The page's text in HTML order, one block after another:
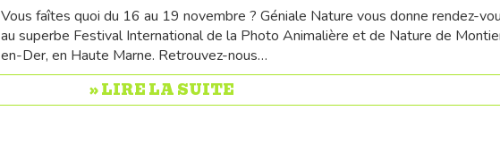
Vous faîtes quoi du 16 au 19 novembre ? Géniale Nature vous donne rendez-
au superbe Festival International de la Photo Animalière et de Nature de
en-Der, en Haute Marne. Retrouvez-nous…
» LIRE LA SUITE